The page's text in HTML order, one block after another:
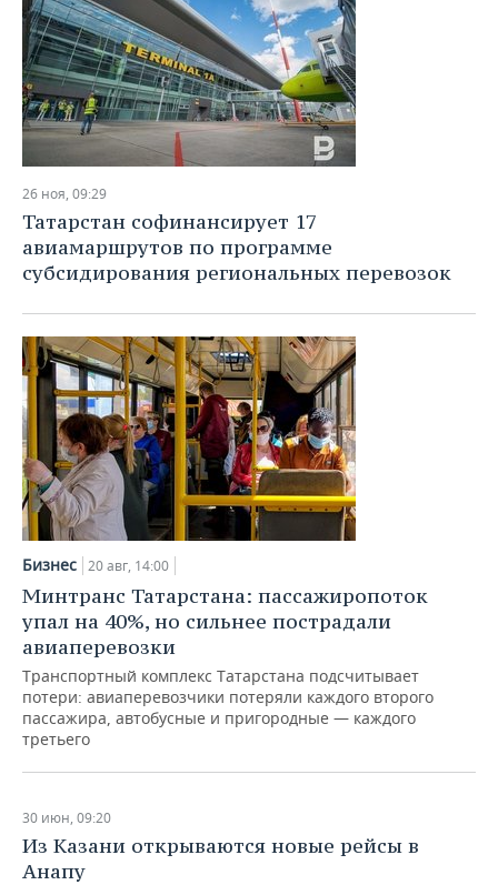
26 ноя, 09:29
Татарстан софинансирует 17
авиамаршрутов по программе
субсидирования региональных перевозок
Бизнес 20 авг, 14:00
Минтранс Татарстана: пассажиропоток
упал на 40%, но сильнее пострадали
авиаперевозки
Транспортный комплекс Татарстана подсчитывает
потери: авиаперевозчики потеряли каждого второго
пассажира, автобусные и пригородные — каждого
третьего
30 июн, 09:20
Из Казани открываются новые рейсы в
Анапу